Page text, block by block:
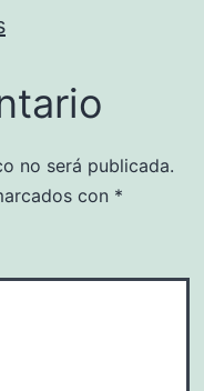
no será publicada.
con *